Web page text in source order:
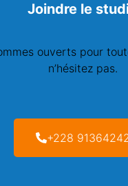
Joindre le
ouverts pour
n’hésitez pas.
+228